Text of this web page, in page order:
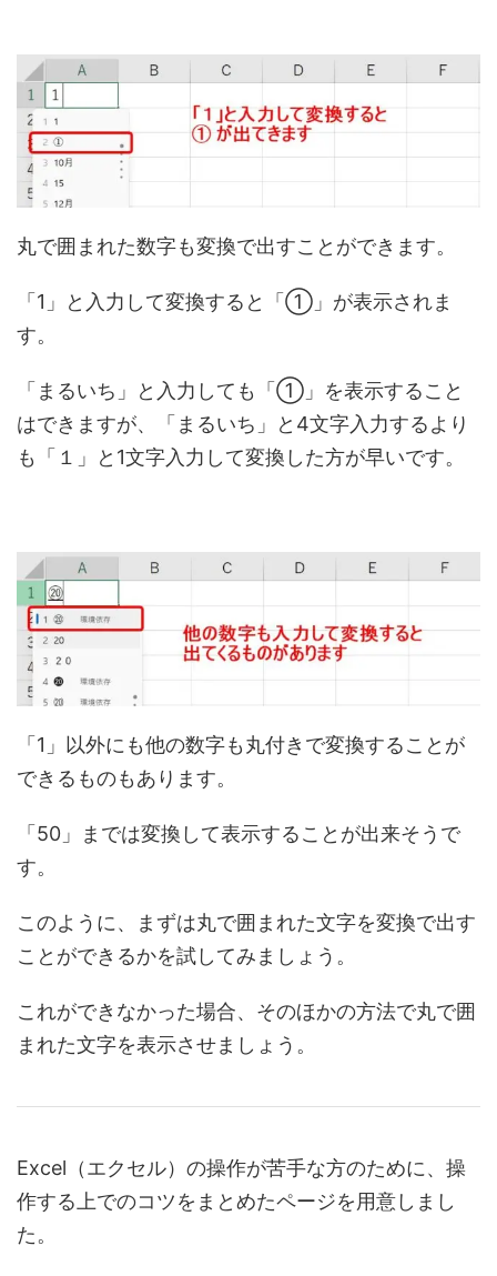
丸で囲まれた数字も変換で出すことができます。
「1」と入力して変換すると「①」が表示されま
す。
「まるいち」と入力しても「①」を表示すること
はできますが、「まるいち」と4文字入力するより
も「１」と1文字入力して変換した方が早いです。
「1」以外にも他の数字も丸付きで変換することが
できるものもあります。
「50」までは変換して表示することが出来そうで
す。
このように、まずは丸で囲まれた文字を変換で出す
ことができるかを試してみましょう。
これができなかった場合、そのほかの方法で丸で囲
まれた文字を表示させましょう。
Excel（エクセル）の操作が苦手な方のために、操
作する上でのコツをまとめたページを用意しまし
た。